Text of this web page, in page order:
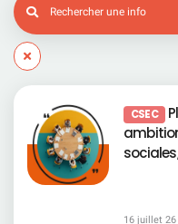
CSEC
16 juillet 26